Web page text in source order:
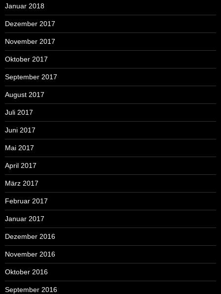
Januar 2018
Dezember 2017
November 2017
Oktober 2017
September 2017
August 2017
Juli 2017
Juni 2017
Mai 2017
April 2017
März 2017
Februar 2017
Januar 2017
Dezember 2016
November 2016
Oktober 2016
September 2016